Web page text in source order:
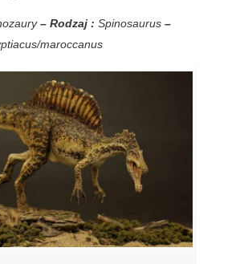
– Rodzaj : Spinosaurus–
maroccanus